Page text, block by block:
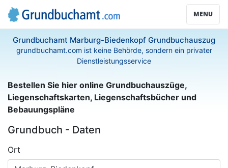
MENU
Grundbuchamt Marburg-Biedenkopf Grundbuchauszug
grundbuchamt.com ist keine Behörde, sondern ein privater
Dienstleistungsservice
Bestellen Sie hier online Grundbuchauszüge,
Liegenschaftskarten, Liegenschaftsbücher und
Bebauungspläne
Grundbuch - Daten
Ort